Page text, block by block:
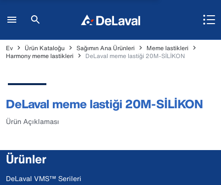
Ev Ürün Kataloğu Sağımın Ana Ürünleri
Meme lastikleri
Harmony meme lastikleri
DeLaval meme lastiği 20M-SİLİKON
DeLaval meme lastiği 20M-SİLİKON
Ürün Açıklaması
Ürünler
DeLaval VMS™ Serileri